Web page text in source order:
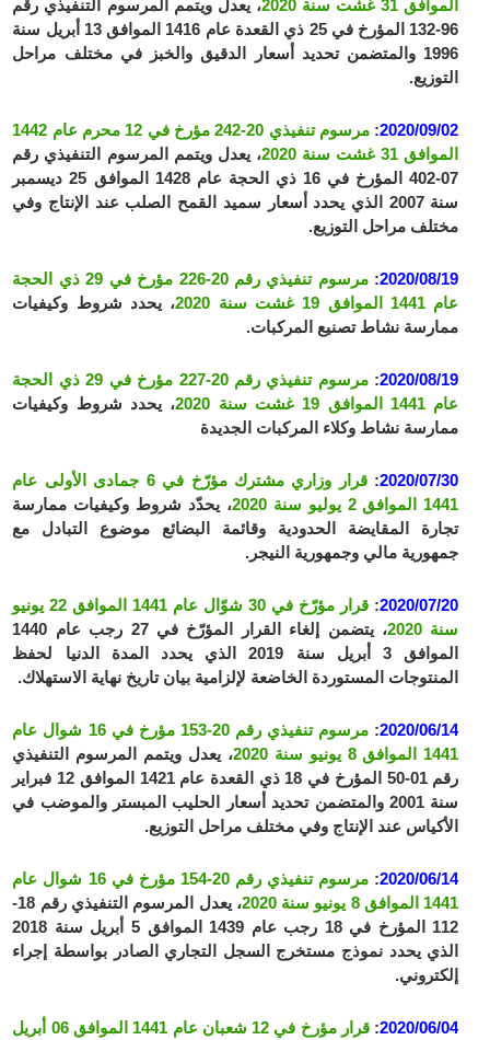
الموافق 31 غشت سنة 2020
، يعدل ويتمم المرسوم التنفيذي رقم
96-132 المؤرخ في 25 ذي القعدة عام 1416 الموافق 13 أبريل سنة
1996 والمتضمن تحديد أسعار الدقيق والخبز في مختلف مراحل
التوزيع.
2020/09/02
:
مرسوم تنفيذي 20-242 مؤرخ في 12 محرم عام 1442
الموافق 31 غشت سنة 2020
، يعدل ويتمم المرسوم التنفيذي رقم
07-402 المؤرخ في 16 ذي الحجة عام 1428 الموافق 25 ديسمبر
سنة 2007 الذي يحدد أسعار سميد القمح الصلب عند الإنتاج وفي
مختلف مراحل التوزيع.
2020/08/19
:
مرسوم تنفيذي رقم 20-226 مؤرخ في 29 ذي الحجة
عام 1441 الموافق 19 غشت سنة 2020
، يحدد شروط وكيفيات
ممارسة نشاط تصنيع المركبات.
2020/08/19
:
مرسوم تنفيذي رقم 20-227 مؤرخ في 29 ذي الحجة
عام 1441 الموافق 19 غشت سنة 2020
، يحدد شروط وكيفيات
ممارسة نشاط وكلاء المركبات الجديدة
2020/07/30
:
قرار وزاري مشترك مؤرّخ في 6 جمادى الأولى عام
1441 الموافق 2 يوليو سنة 2020
، يحدّد شروط وكيفيات ممارسة
تجارة المقايضة الحدودية وقائمة البضائع موضوع التبادل مع
جمهورية مالي وجمهورية النيجر.
2020/07/20
:
قرار مؤرّخ في 30 شوّال عام 1441 الموافق 22 يونيو
سنة 2020
، يتضمن إلغاء القرار المؤرّخ في 27 رجب عام 1440
الموافق 3 أبريل سنة 2019 الذي يحدد المدة الدنيا لحفظ
المنتوجات المستوردة الخاضعة لإلزامية بيان تاريخ نهاية الاستهلاك.
2020/06/14
:
مرسوم تنفيذي رقم 20-153 مؤرخ في 16 شوال عام
1441 الموافق 8 يونيو سنة 2020
، يعدل ويتمم المرسوم التنفيذي
رقم 01-50 المؤرخ في 18 ذي القعدة عام 1421 الموافق 12 فبراير
سنة 2001 والمتضمن تحديد أسعار الحليب المبستر والموضب في
الأكياس عند الإنتاج وفي مختلف مراحل التوزيع.
2020/06/14
:
مرسوم تنفيذي رقم 20-154 مؤرخ في 16 شوال عام
1441 الموافق 8 يونيو سنة 2020
، يعدل المرسوم التنفيذي رقم 18-
112 المؤرخ في 18 رجب عام 1439 الموافق 5 أبريل سنة 2018
الذي يحدد نموذج مستخرج السجل التجاري الصادر بواسطة إجراء
إلكتروني.
2020/06/04
:
قرار مؤرخ في 12 شعبان عام 1441 الموافق 06 أبريل